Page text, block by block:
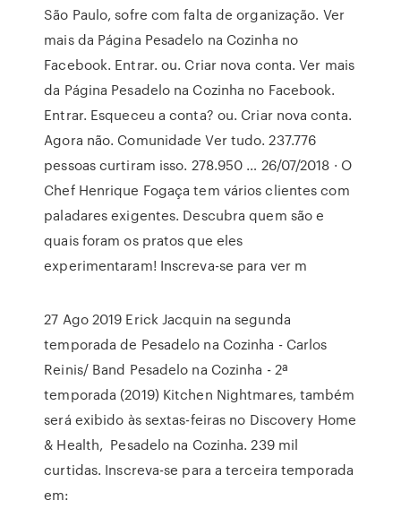
São Paulo, sofre com falta de organização. Ver
mais da Página Pesadelo na Cozinha no
Facebook. Entrar. ou. Criar nova conta. Ver mais
da Página Pesadelo na Cozinha no Facebook.
Entrar. Esqueceu a conta? ou. Criar nova conta.
Agora não. Comunidade Ver tudo. 237.776
pessoas curtiram isso. 278.950 … 26/07/2018 · O
Chef Henrique Fogaça tem vários clientes com
paladares exigentes. Descubra quem são e
quais foram os pratos que eles
experimentaram! Inscreva-se para ver m
27 Ago 2019 Erick Jacquin na segunda
temporada de Pesadelo na Cozinha - Carlos
Reinis/ Band Pesadelo na Cozinha - 2ª
temporada (2019) Kitchen Nightmares, também
será exibido às sextas-feiras no Discovery Home
& Health, Pesadelo na Cozinha. 239 mil
curtidas. Inscreva-se para a terceira temporada
em: